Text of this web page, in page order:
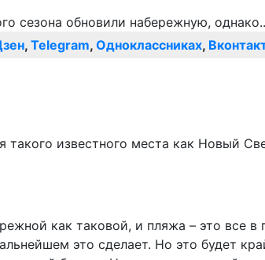
, Telegram, Одноклассниках,
известного места как Новый
как таковой, и пляжа – это все в
это сделает. Но это будет